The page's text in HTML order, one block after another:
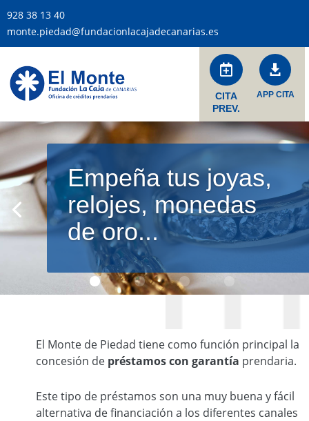
928 38 13 40
monte.piedad@fundacionlacajadecanarias.es

CITA
PREV.

APP CITA
Empeña tus joyas,
relojes, monedas
de oro...
El Monte de Piedad tiene como función principal la
concesión de préstamos con garantía prendaria.
Este tipo de préstamos son una muy buena y fácil
alternativa de financiación a los diferentes canales